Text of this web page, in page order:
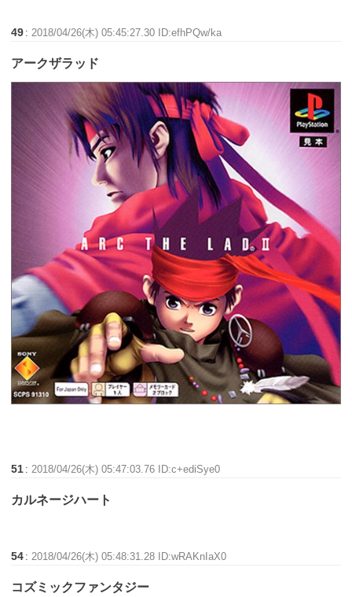
49 :2018/04/26(木) 05:45:27.30 ID:efhPQw/ka
アークザラッド
51 : 2018/04/26(木) 05:47:03.76 ID:c+ediSye0
カルネージハート
54 : 2018/04/26(木) 05:48:31.28 ID:wRAKnIaX0
コズミックファンタジー